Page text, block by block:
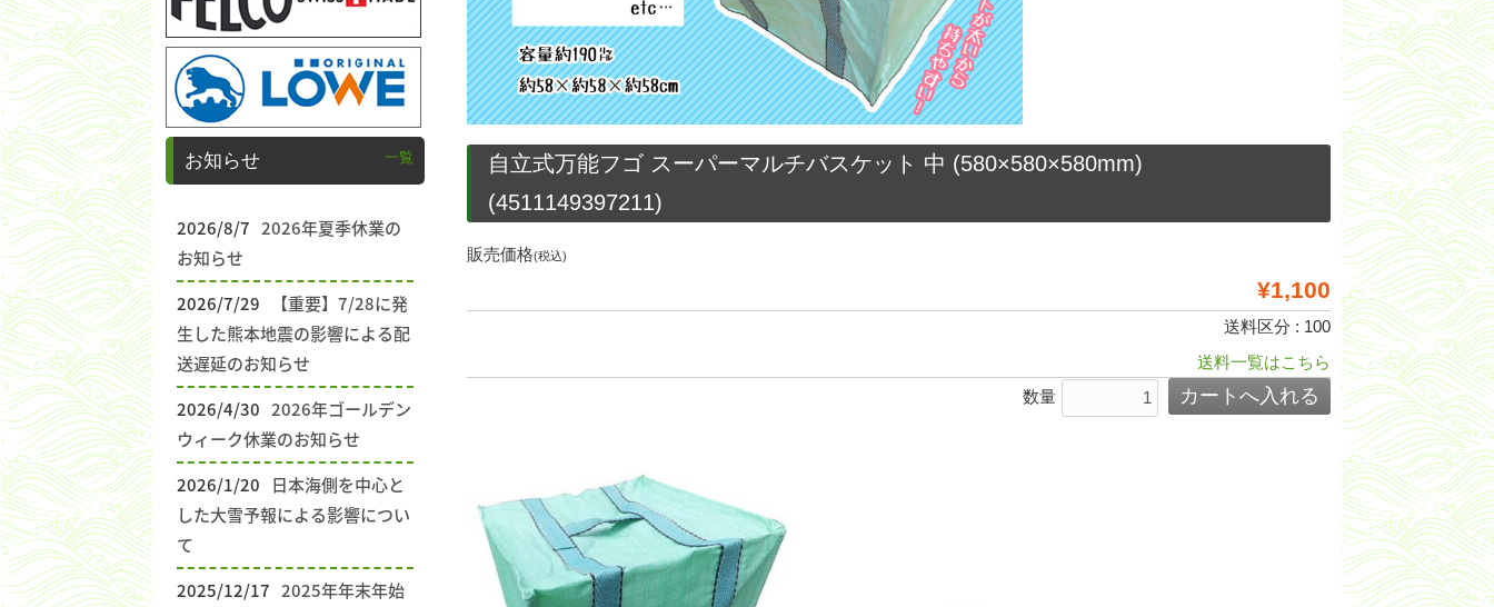
自立式万能フゴ スーパーマルチバスケット 中 (580×580×580mm)
(4511149397211)
販売価格(税込)
¥1,100
送料区分 : 100
送料一覧はこちら
数量
お知らせ 一覧
2026/8/7 2026年夏季休業の
お知らせ
2026/7/29
【重要】7/28に発
生した熊本地震の影響による配
送遅延のお知らせ
2026/4/30 2026年ゴールデン
ウィーク休業のお知らせ
2026/1/20
日本海側を中心と
した大雪予報による影響につい
て
2025/12/17 2025年年末年始